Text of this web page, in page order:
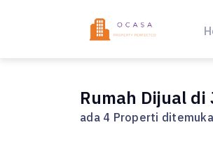
Rumah Dijual
ada 4 Properti